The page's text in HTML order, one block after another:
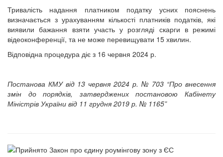
Тривалість надання платником податку усних пояснень
визначається з урахуванням кількості платників податків, які
виявили бажання взяти участь у розгляді скарги в режимі
відеоконференції, та не може перевищувати 15 хвилин.
Відповідна процедура діє з 16 червня 2024 р.
Постанова КМУ від 13 червня 2024 р. № 703 “Про внесення
змін до порядків, затверджених постановою Кабінету
Міністрів України від 11 грудня 2019 р. № 1165”